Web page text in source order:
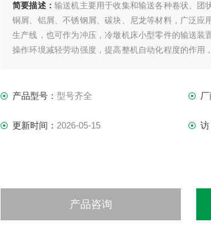
简要描述： 输送机主要用于收集和输送各种卷状、团
铜屑、铝屑、不锈钢屑、碳块、尼龙等材料，广泛应
生产线，也可作为冲压，冷墩机床小型零件的输送装
操作环境减轻劳动强度，提高整机自动化程度的作用
产品型号： 型号齐全 厂
更新时间： 2026-05-15
产品咨询